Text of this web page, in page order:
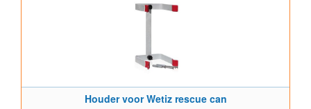
Houder voor Wetiz rescue can